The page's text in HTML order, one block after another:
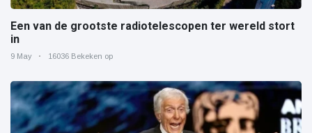
Een van de grootste radiotelescopen ter wereld stort
in
9 May 16036 Bekeken op